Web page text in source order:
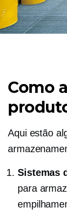
Como
Aqui estão
Sistemas
para